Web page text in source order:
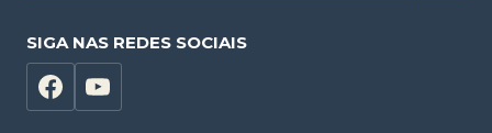
SIGA NAS REDES SOCIAIS